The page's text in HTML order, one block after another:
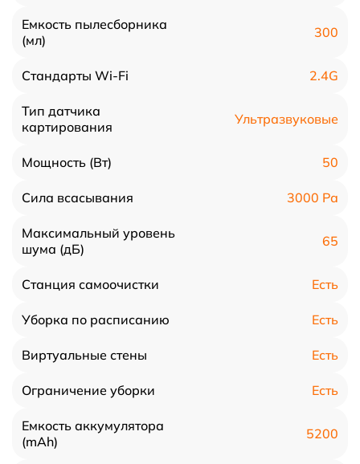
Емкость пылесборника
(мл)
300
Стандарты Wi-Fi 2.4G
Тип датчика
картирования
Ультразвуковые
Мощность (Вт) 50
Сила всасывания 3000 Ра
Максимальный уровень
шума (дБ)
65
Станция самоочистки Есть
Уборка по расписанию Есть
Виртуальные стены Есть
Ограничение уборки Есть
Емкость аккумулятора
(mAh)
5200